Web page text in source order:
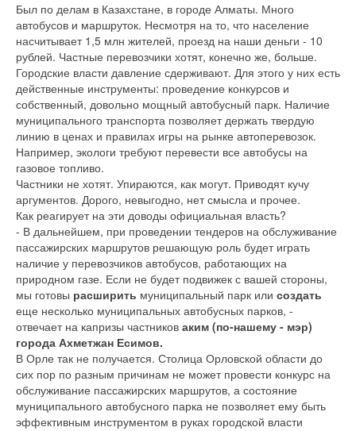
Был по делам в Казахстане, в городе Алматы. Много
автобусов и маршруток. Несмотря на то, что население
насчитывает 1,5 млн жителей, проезд на наши деньги - 10
рублей. Частные перевозчики хотят, конечно же, больше.
Городские власти давление сдерживают. Для этого у них есть
действенные инструменты: проведение конкурсов и
собственный, довольно мощный автобусный парк. Наличие
муниципального транспорта позволяет держать твердую
линию в ценах и правилах игры на рынке автоперевозок.
Например, экологи требуют перевести все автобусы на
газовое топливо.
Частники не хотят. Упираются, как могут. Приводят кучу
аргументов. Дорого, невыгодно, нет смысла и прочее.
Как реагирует на эти доводы официальная власть?
- В дальнейшем, при проведении тендеров на обслуживание
пассажирских маршрутов решающую роль будет играть
наличие у перевозчиков автобусов, работающих на
природном газе. Если не будет подвижек с вашей стороны,
мы готовы расширить муниципальный парк или создать
еще несколько муниципальных автобусных парков, -
отвечает на капризы частников аким (по-нашему - мэр)
города Ахметжан Есимов.
В Орле так не получается. Столица Орловской области до
сих пор по разным причинам не может провести конкурс на
обслуживание пассажирских маршрутов, а состояние
муниципального автобусного парка не позволяет ему быть
эффективным инструментом в руках городской власти